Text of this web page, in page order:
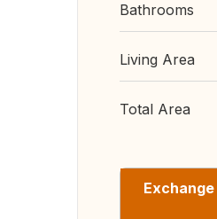
Bathrooms
Living Area
Total Area